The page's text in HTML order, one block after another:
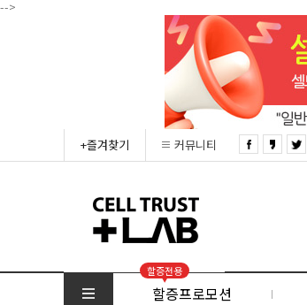
-->
+즐겨찾기 커뮤니티
할증전용
할증프로모션